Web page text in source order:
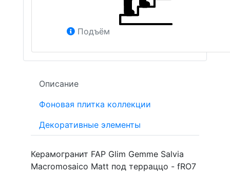
Подъём
Описание
Фоновая плитка коллекции
Декоративные элементы
Керамогранит FAP Glim Gemme Salvia
Macromosaico Matt под терраццо - fRO7